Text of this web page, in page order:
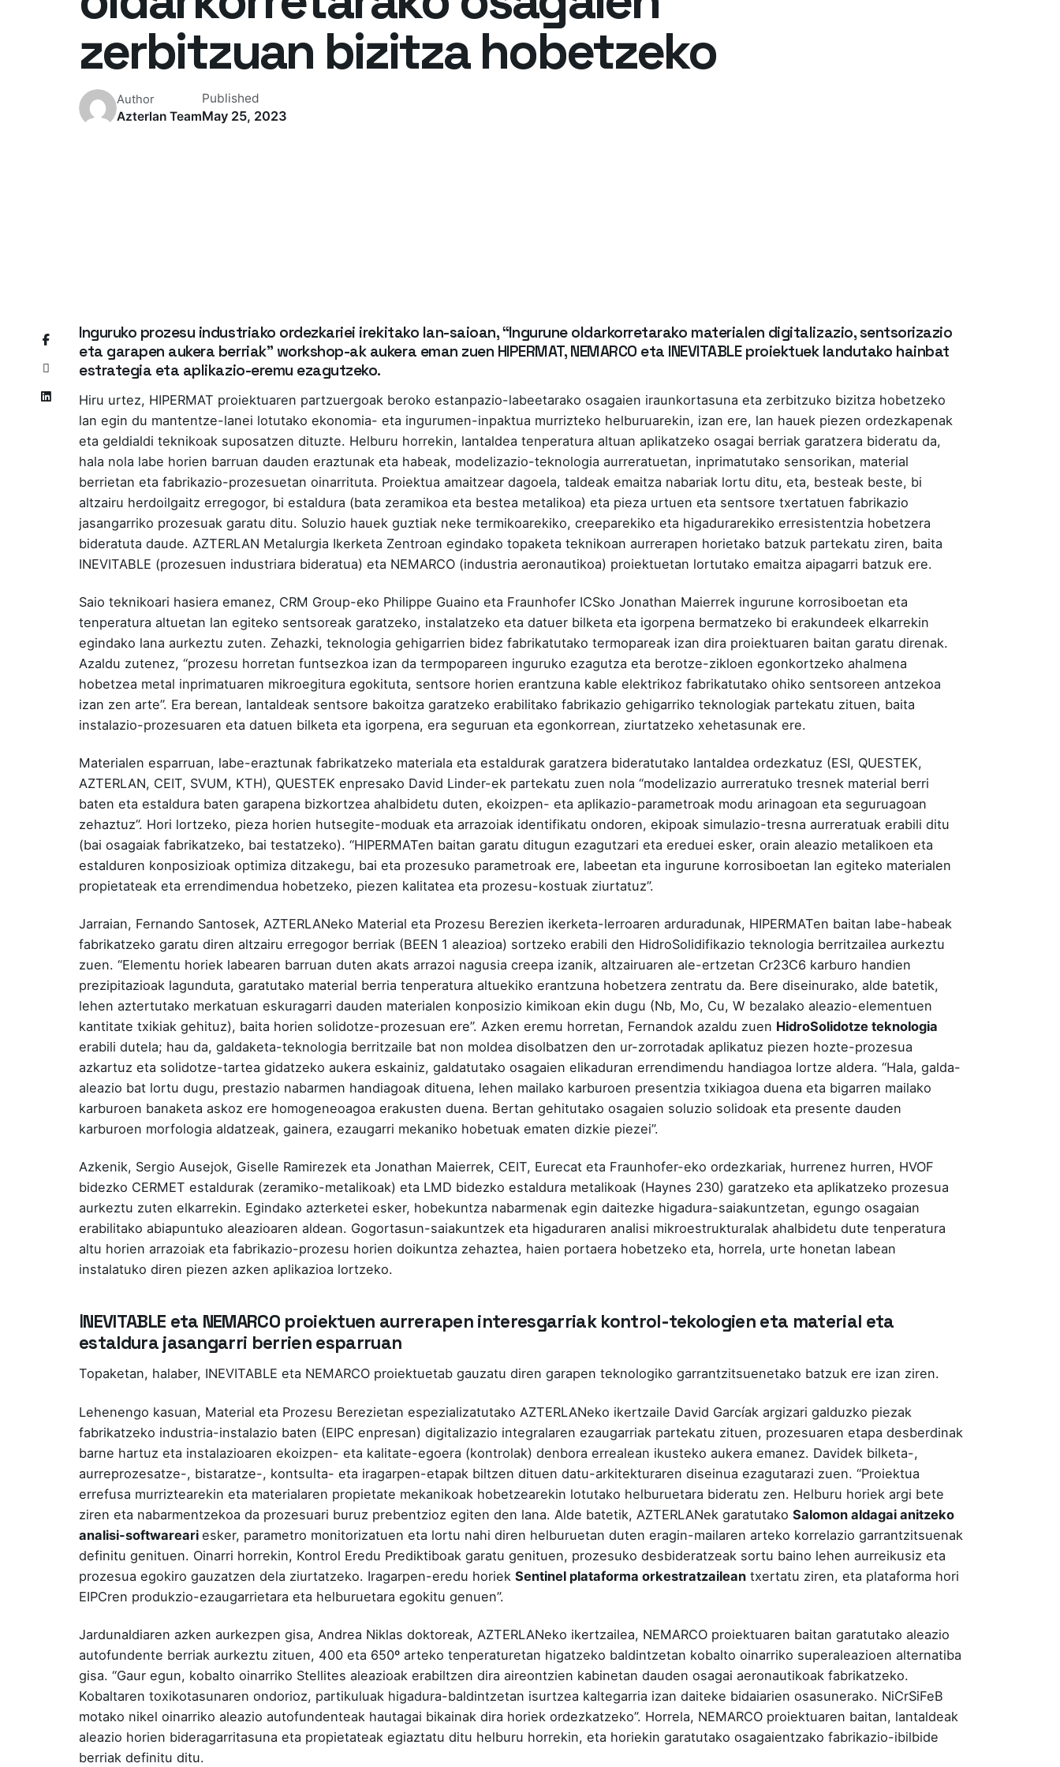
zerbitzuan bizitza hobetzeko
Author
Azterlan Team
Published
May 25, 2023
Inguruko prozesu industriako ordezkariei irekitako lan-saioan, “Ingurune oldarkorretarako materialen digitalizazio, sentsorizazio
eta garapen aukera berriak” workshop-ak aukera eman zuen HIPERMAT, NEMARCO eta INEVITABLE proiektuek landutako hainbat
estrategia eta aplikazio-eremu ezagutzeko.
Hiru urtez, HIPERMAT proiektuaren partzuergoak beroko estanpazio-labeetarako osagaien iraunkortasuna eta zerbitzuko bizitza hobetzeko
lan egin du mantentze-lanei lotutako ekonomia- eta ingurumen-inpaktua murrizteko helburuarekin, izan ere, lan hauek piezen ordezkapenak
eta geldialdi teknikoak suposatzen dituzte. Helburu horrekin, lantaldea tenperatura altuan aplikatzeko osagai berriak garatzera bideratu da,
hala nola labe horien barruan dauden eraztunak eta habeak, modelizazio-teknologia aurreratuetan, inprimatutako sensorikan, material
berrietan eta fabrikazio-prozesuetan oinarrituta. Proiektua amaitzear dagoela, taldeak emaitza nabariak lortu ditu, eta, besteak beste, bi
altzairu herdoilgaitz erregogor, bi estaldura (bata zeramikoa eta bestea metalikoa) eta pieza urtuen eta sentsore txertatuen fabrikazio
jasangarriko prozesuak garatu ditu. Soluzio hauek guztiak neke termikoarekiko, creeparekiko eta higadurarekiko erresistentzia hobetzera
bideratuta daude. AZTERLAN Metalurgia Ikerketa Zentroan egindako topaketa teknikoan aurrerapen horietako batzuk partekatu ziren, baita
INEVITABLE (prozesuen industriara bideratua) eta NEMARCO (industria aeronautikoa) proiektuetan lortutako emaitza aipagarri batzuk ere.
Saio teknikoari hasiera emanez, CRM Group-eko Philippe Guaino eta Fraunhofer ICSko Jonathan Maierrek ingurune korrosiboetan eta
tenperatura altuetan lan egiteko sentsoreak garatzeko, instalatzeko eta datuer bilketa eta igorpena bermatzeko bi erakundeek elkarrekin
egindako lana aurkeztu zuten. Zehazki, teknologia gehigarrien bidez fabrikatutako termopareak izan dira proiektuaren baitan garatu direnak.
Azaldu zutenez, “prozesu horretan funtsezkoa izan da termpopareen inguruko ezagutza eta berotze-zikloen egonkortzeko ahalmena
hobetzea metal inprimatuaren mikroegitura egokituta, sentsore horien erantzuna kable elektrikoz fabrikatutako ohiko sentsoreen antzekoa
izan zen arte”. Era berean, lantaldeak sentsore bakoitza garatzeko erabilitako fabrikazio gehigarriko teknologiak partekatu zituen, baita
instalazio-prozesuaren eta datuen bilketa eta igorpena, era seguruan eta egonkorrean, ziurtatzeko xehetasunak ere.
Materialen esparruan, labe-eraztunak fabrikatzeko materiala eta estaldurak garatzera bideratutako lantaldea ordezkatuz (ESI, QUESTEK,
AZTERLAN, CEIT, SVUM, KTH), QUESTEK enpresako David Linder-ek partekatu zuen nola “modelizazio aurreratuko tresnek material berri
baten eta estaldura baten garapena bizkortzea ahalbidetu duten, ekoizpen- eta aplikazio-parametroak modu arinagoan eta seguruagoan
zehaztuz”. Hori lortzeko, pieza horien hutsegite-moduak eta arrazoiak identifikatu ondoren, ekipoak simulazio-tresna aurreratuak erabili ditu
(bai osagaiak fabrikatzeko, bai testatzeko). “HIPERMATen baitan garatu ditugun ezagutzari eta ereduei esker, orain aleazio metalikoen eta
estalduren konposizioak optimiza ditzakegu, bai eta prozesuko parametroak ere, labeetan eta ingurune korrosiboetan lan egiteko materialen
propietateak eta errendimendua hobetzeko, piezen kalitatea eta prozesu-kostuak ziurtatuz”.
Jarraian, Fernando Santosek, AZTERLANeko Material eta Prozesu Berezien ikerketa-lerroaren arduradunak, HIPERMATen baitan labe-habeak
fabrikatzeko garatu diren altzairu erregogor berriak (BEEN 1 aleazioa) sortzeko erabili den HidroSolidifikazio teknologia berritzailea aurkeztu
zuen. “Elementu horiek labearen barruan duten akats arrazoi nagusia creepa izanik, altzairuaren ale-ertzetan Cr23C6 karburo handien
prezipitazioak lagunduta, garatutako material berria tenperatura altuekiko erantzuna hobetzera zentratu da. Bere diseinurako, alde batetik,
lehen aztertutako merkatuan eskuragarri dauden materialen konposizio kimikoan ekin dugu (Nb, Mo, Cu, W bezalako aleazio-elementuen
kantitate txikiak gehituz), baita horien solidotze-prozesuan ere”. Azken eremu horretan, Fernandok azaldu zuen HidroSolidotze teknologia
erabili dutela; hau da, galdaketa-teknologia berritzaile bat non moldea disolbatzen den ur-zorrotadak aplikatuz piezen hozte-prozesua
azkartuz eta solidotze-tartea gidatzeko aukera eskainiz, galdatutako osagaien elikaduran errendimendu handiagoa lortze aldera. “Hala, galda-
aleazio bat lortu dugu, prestazio nabarmen handiagoak dituena, lehen mailako karburoen presentzia txikiagoa duena eta bigarren mailako
karburoen banaketa askoz ere homogeneoagoa erakusten duena. Bertan gehitutako osagaien soluzio solidoak eta presente dauden
karburoen morfologia aldatzeak, gainera, ezaugarri mekaniko hobetuak ematen dizkie piezei”.
Azkenik, Sergio Ausejok, Giselle Ramirezek eta Jonathan Maierrek, CEIT, Eurecat eta Fraunhofer-eko ordezkariak, hurrenez hurren, HVOF
bidezko CERMET estaldurak (zeramiko-metalikoak) eta LMD bidezko estaldura metalikoak (Haynes 230) garatzeko eta aplikatzeko prozesua
aurkeztu zuten elkarrekin. Egindako azterketei esker, hobekuntza nabarmenak egin daitezke higadura-saiakuntzetan, egungo osagaian
erabilitako abiapuntuko aleazioaren aldean. Gogortasun-saiakuntzek eta higaduraren analisi mikroestrukturalak ahalbidetu dute tenperatura
altu horien arrazoiak eta fabrikazio-prozesu horien doikuntza zehaztea, haien portaera hobetzeko eta, horrela, urte honetan labean
instalatuko diren piezen azken aplikazioa lortzeko.
INEVITABLE eta NEMARCO proiektuen aurrerapen interesgarriak kontrol-tekologien eta material eta
estaldura jasangarri berrien esparruan
Topaketan, halaber, INEVITABLE eta NEMARCO proiektuetab gauzatu diren garapen teknologiko garrantzitsuenetako batzuk ere izan ziren.
Lehenengo kasuan, Material eta Prozesu Berezietan espezializatutako AZTERLANeko ikertzaile David Garcíak argizari galduzko piezak
fabrikatzeko industria-instalazio baten (EIPC enpresan) digitalizazio integralaren ezaugarriak partekatu zituen, prozesuaren etapa desberdinak
barne hartuz eta instalazioaren ekoizpen- eta kalitate-egoera (kontrolak) denbora errealean ikusteko aukera emanez. Davidek bilketa-,
aurreprozesatze-, bistaratze-, kontsulta- eta iragarpen-etapak biltzen dituen datu-arkitekturaren diseinua ezagutarazi zuen. “Proiektua
errefusa murriztearekin eta materialaren propietate mekanikoak hobetzearekin lotutako helburuetara bideratu zen. Helburu horiek argi bete
ziren eta nabarmentzekoa da prozesuari buruz prebentzioz egiten den lana. Alde batetik, AZTERLANek garatutako Salomon aldagai anitzeko
analisi-softwareari esker, parametro monitorizatuen eta lortu nahi diren helburuetan duten eragin-mailaren arteko korrelazio garrantzitsuenak
definitu genituen. Oinarri horrekin, Kontrol Eredu Prediktiboak garatu genituen, prozesuko desbideratzeak sortu baino lehen aurreikusiz eta
prozesua egokiro gauzatzen dela ziurtatzeko. Iragarpen-eredu horiek Sentinel plataforma orkestratzailean txertatu ziren, eta plataforma hori
EIPCren produkzio-ezaugarrietara eta helburuetara egokitu genuen”.
Jardunaldiaren azken aurkezpen gisa, Andrea Niklas doktoreak, AZTERLANeko ikertzailea, NEMARCO proiektuaren baitan garatutako aleazio
autofundente berriak aurkeztu zituen, 400 eta 650º arteko tenperaturetan higatzeko baldintzetan kobalto oinarriko superaleazioen alternatiba
gisa. “Gaur egun, kobalto oinarriko Stellites aleazioak erabiltzen dira aireontzien kabinetan dauden osagai aeronautikoak fabrikatzeko.
Kobaltaren toxikotasunaren ondorioz, partikuluak higadura-baldintzetan isurtzea kaltegarria izan daiteke bidaiarien osasunerako. NiCrSiFeB
motako nikel oinarriko aleazio autofundenteak hautagai bikainak dira horiek ordezkatzeko”. Horrela, NEMARCO proiektuaren baitan, lantaldeak
aleazio horien bideragarritasuna eta propietateak egiaztatu ditu helburu horrekin, eta horiekin garatutako osagaientzako fabrikazio-ibilbide
berriak definitu ditu.